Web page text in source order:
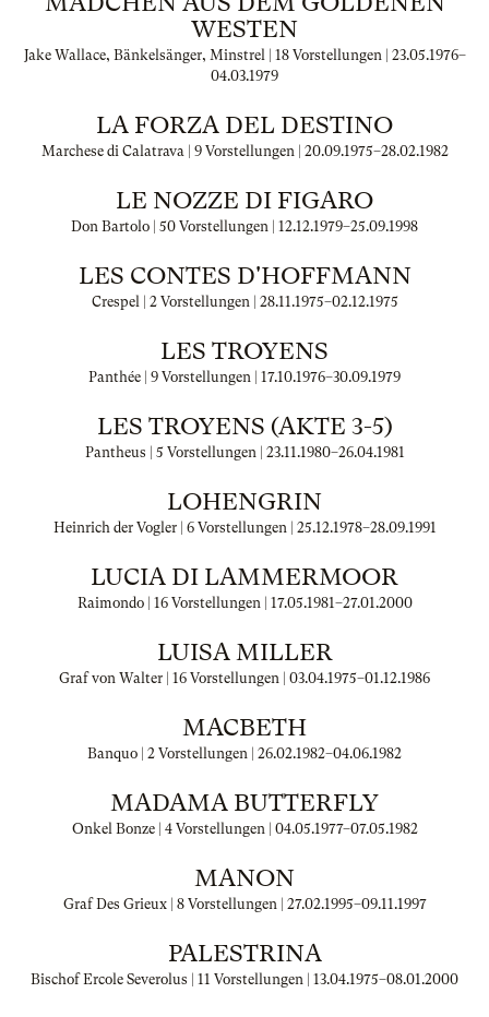
WESTEN
Jake Wallace, Bänkelsänger, Minstrel | 18 Vorstellungen | 23.05.1976–
04.03.1979
LA FORZA DEL DESTINO
Marchese di Calatrava | 9 Vorstellungen | 20.09.1975–28.02.1982
LE NOZZE DI FIGARO
Don Bartolo | 50 Vorstellungen | 12.12.1979–25.09.1998
LES CONTES D'HOFFMANN
Crespel | 2 Vorstellungen | 28.11.1975–02.12.1975
LES TROYENS
Panthée | 9 Vorstellungen | 17.10.1976–30.09.1979
LES TROYENS (AKTE 3-5)
Pantheus | 5 Vorstellungen | 23.11.1980–26.04.1981
LOHENGRIN
Heinrich der Vogler | 6 Vorstellungen | 25.12.1978–28.09.1991
LUCIA DI LAMMERMOOR
Raimondo | 16 Vorstellungen | 17.05.1981–27.01.2000
LUISA MILLER
Graf von Walter | 16 Vorstellungen | 03.04.1975–01.12.1986
MACBETH
Banquo | 2 Vorstellungen | 26.02.1982–04.06.1982
MADAMA BUTTERFLY
Onkel Bonze | 4 Vorstellungen | 04.05.1977–07.05.1982
MANON
Graf Des Grieux | 8 Vorstellungen | 27.02.1995–09.11.1997
PALESTRINA
Bischof Ercole Severolus | 11 Vorstellungen | 13.04.1975–08.01.2000